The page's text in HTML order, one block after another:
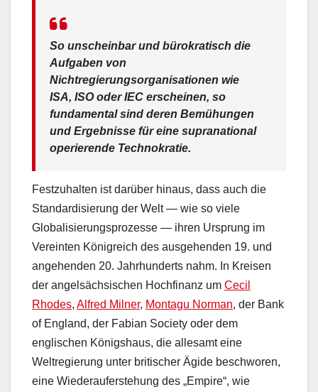
So unscheinbar und bürokratisch die
Aufgaben von
Nichtregierungsorganisationen wie
ISA, ISO oder IEC erscheinen, so
fundamental sind deren Bemühungen
und Ergebnisse für eine supranational
operierende Technokratie.
Festzuhalten ist darüber hinaus, dass auch die
Standardisierung der Welt — wie so viele
Globalisierungsprozesse — ihren Ursprung im
Vereinten Königreich des ausgehenden 19. und
angehenden 20. Jahrhunderts nahm. In Kreisen
der angelsächsischen Hochfinanz um Cecil
Rhodes, Alfred Milner, Montagu Norman, der Bank
of England, der Fabian Society oder dem
englischen Königshaus, die allesamt eine
Weltregierung unter britischer Ägide beschworen,
eine Wiederauferstehung des „Empire“, wie